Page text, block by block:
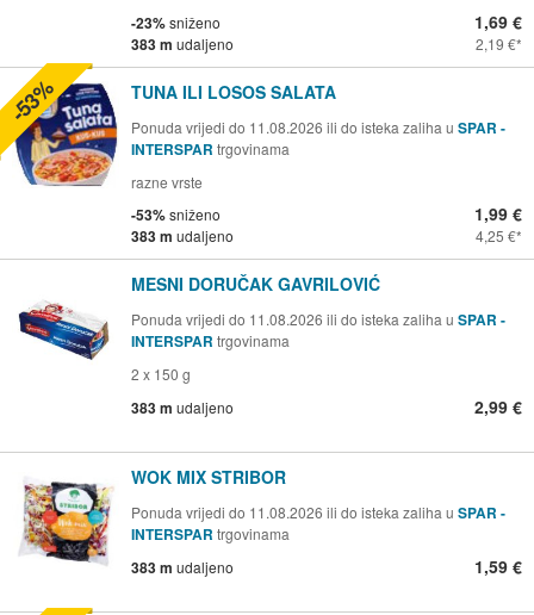
-23%sniženo
383 m udaljeno
1,69 €
2,19 €
TUNA ILI LOSOS SALATA
Ponuda vrijedi do 11.08.2026 ili do isteka zaliha u SPAR -
INTERSPAR trgovinama
razne vrste
-53%sniženo
383 m udaljeno
1,99 €
4,25 €
-53%
MESNI DORUČAK GAVRILOVIĆ
Ponuda vrijedi do 11.08.2026 ili do isteka zaliha u SPAR -
INTERSPAR trgovinama
2 x 150 g
383 m udaljeno 2,99 €
WOK MIX STRIBOR
Ponuda vrijedi do 11.08.2026 ili do isteka zaliha u SPAR -
INTERSPAR trgovinama
383 m udaljeno 1,59 €